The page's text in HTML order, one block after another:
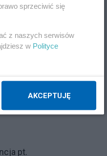
pt.
sprzeciwić się
z naszych serwisów
w Polityce
AKCEPTUJĘ